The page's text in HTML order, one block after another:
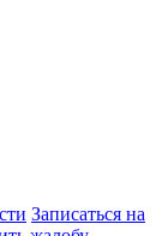
Записаться на